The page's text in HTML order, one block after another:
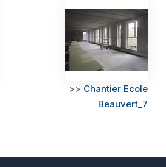
>> Chantier Ecole
Beauvert_7